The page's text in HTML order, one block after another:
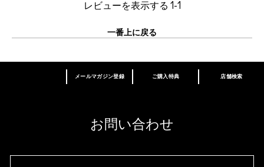
レビューを表示する 1-1
一番上に戻る
あなたはM･A･Cラバー ロイヤリティ プログ
登録後の初回購入時に10%OFF
メールマガジン登録 ご購入特典 店舗検索
お問い合わせ